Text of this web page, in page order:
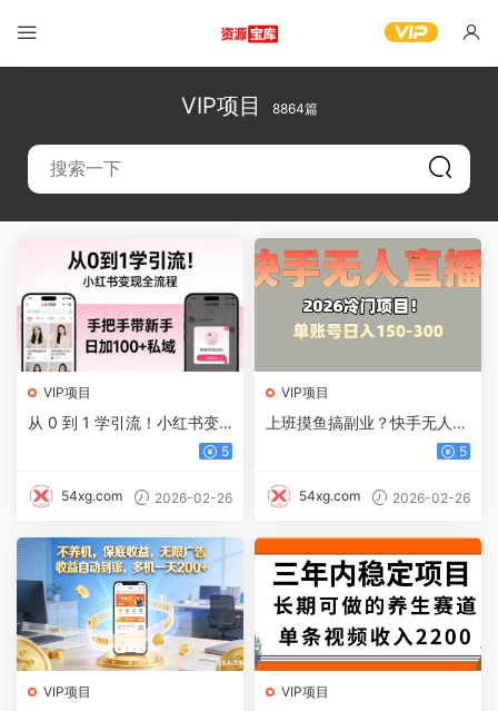
VIP项目 8864篇
VIP项目
从 0 到 1 学引流！小红书变
现全流程，手把手带新手日加
5
54xg.com 2026-02-26
VIP项目
上班摸鱼搞副业？快手无人直
5
54xg.com 2026-02-26
VIP项目 VIP项目